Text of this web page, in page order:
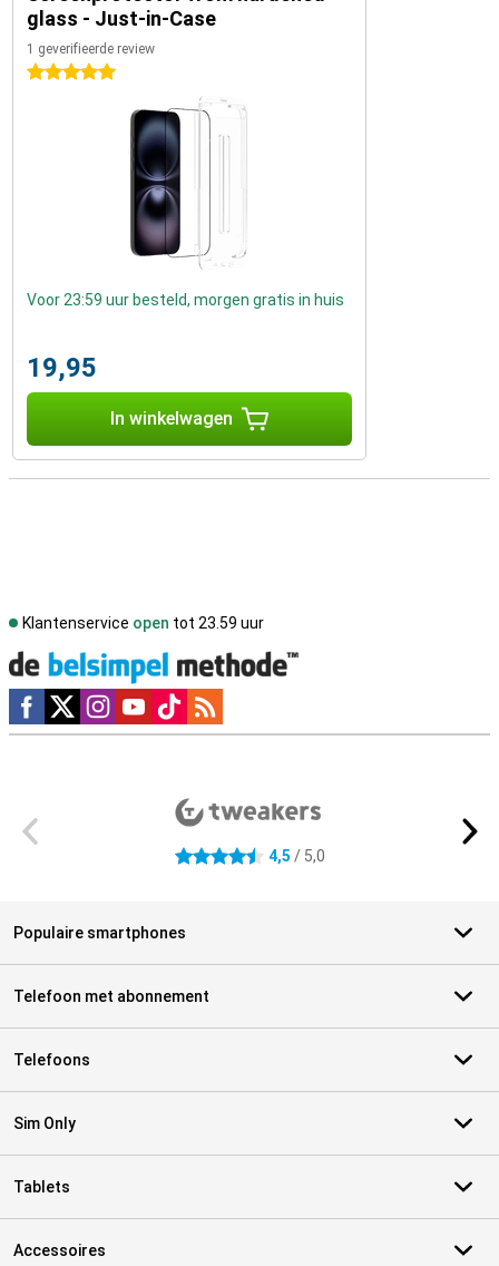
glass - Just-in-Case
1 geverifieerde review
5 sterren
Voor 23:59 uur besteld, morgen gratis in huis
19,95
In winkelwagen
Klantenservice open tot 23.59 uur
Social media
4.5 sterren 4,5 / 5,0
Populaire smartphones
Telefoon met abonnement
Telefoons
Sim Only
Tablets
Accessoires